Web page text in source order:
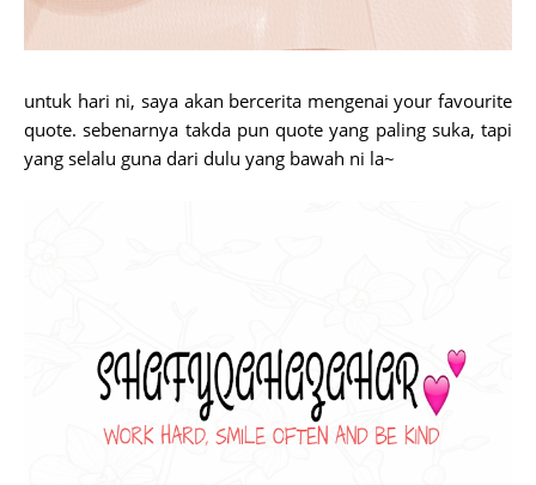
untuk hari ni, saya akan bercerita mengenai your favourite
quote. sebenarnya takda pun quote yang paling suka, tapi
yang selalu guna dari dulu yang bawah ni la~